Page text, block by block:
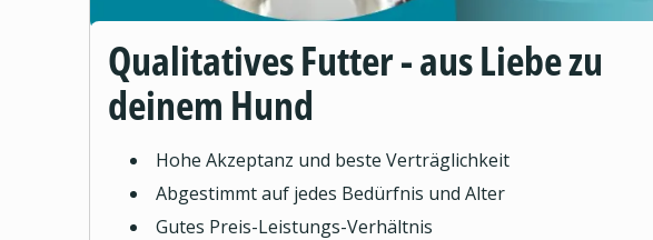
Qualitatives Futter - aus Liebe zu
deinem Hund
Hohe Akzeptanz und beste Verträglichkeit
Abgestimmt auf jedes Bedürfnis und Alter
Gutes Preis-Leistungs-Verhältnis